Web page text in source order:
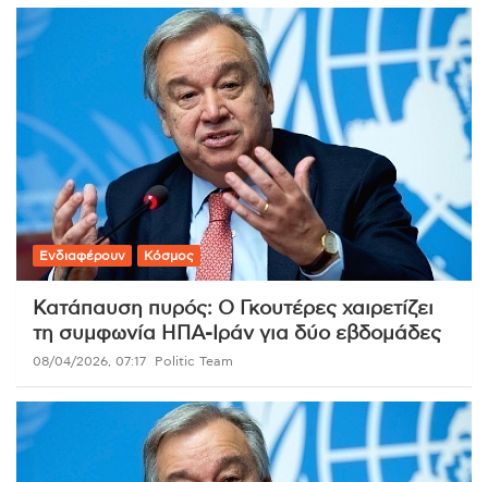
Ενδιαφέρουν Κόσμος
Κατάπαυση πυρός: Ο Γκουτέρες χαιρετίζει
τη συμφωνία ΗΠΑ-Ιράν για δύο εβδομάδες
08/04/2026, 07:17 Politic Team